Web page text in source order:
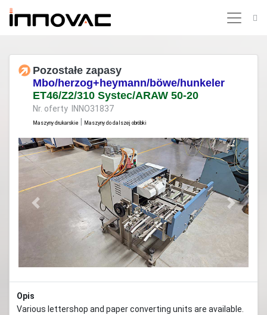
Pozostałe zapasy
Mbo/herzog+heymann/böwe/hunkeler
ET46/Z2/310 Systec/ARAW 50-20
Nr. oferty INNO31837
Maszyny drukarskie Maszyny do dalszej obróbki
Previous Next
Opis
Various lettershop and paper converting units are available.